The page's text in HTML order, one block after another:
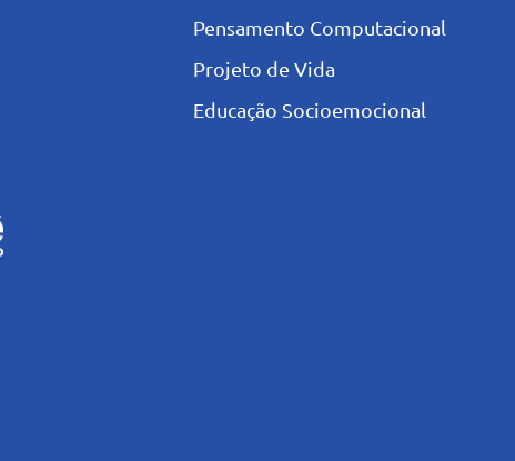
Pensamento Computacional
Projeto de Vida
Educação Socioemocional